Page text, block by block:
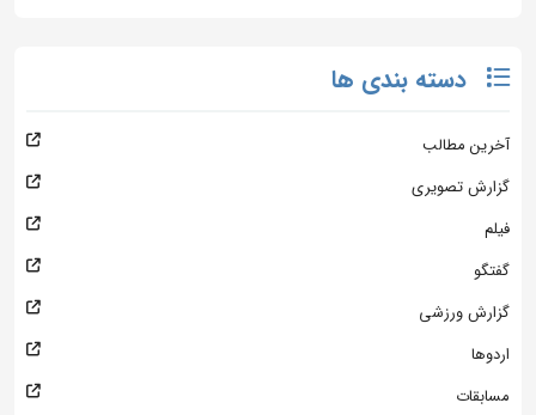
دسته بندی ها
آخرین مطالب
گزارش تصویری
فیلم
گفتگو
گزارش ورزشی
اردوها
مسابقات